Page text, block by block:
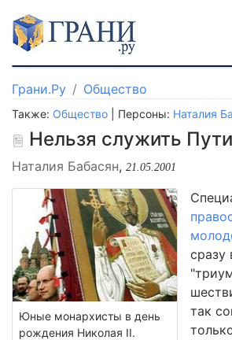
Грани.Ру Общество
Также: Общество | Персоны: Наталия
Нельзя служить
Наталия Бабасян, 21.05.2001
Юные монархисты в день
рождения Николая II.
сразу
так